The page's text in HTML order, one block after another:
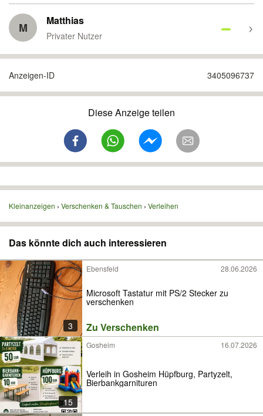
M Matthias
Privater Nutzer
Anzeigen-ID 3405096737
Diese Anzeige teilen
Kleinanzeigen Verschenken & Tauschen Verleihen
Das könnte dich auch interessieren
3
Ebensfeld 28.06.2026
Microsoft Tastatur mit PS/2 Stecker zu
verschenken
Zu Verschenken
15
Gosheim 16.07.2026
Verleih in Gosheim Hüpfburg, Partyzelt,
Bierbankgarnituren